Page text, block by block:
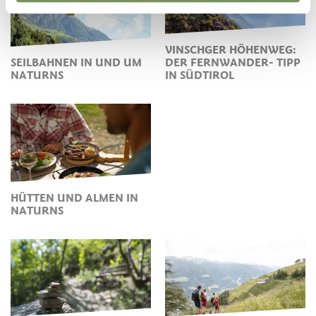
SEILBAHNEN IN UND UM
NATURNS
VINSCHGER HÖHENWEG:
DER FERNWANDER- TIPP
IN SÜDTIROL
HÜTTEN UND ALMEN IN
NATURNS